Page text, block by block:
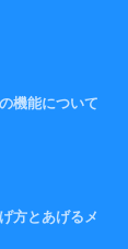
機能について
方とあげるメ